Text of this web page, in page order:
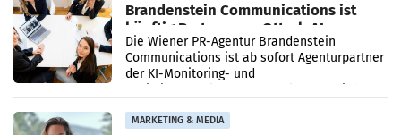
Brandenstein Communications ist
künftig Partner von OtterlyAI
Die Wiener PR-Agentur Brandenstein
Communications ist ab sofort Agenturpartner
der KI-Monitoring- und
MARKETING & MEDIA